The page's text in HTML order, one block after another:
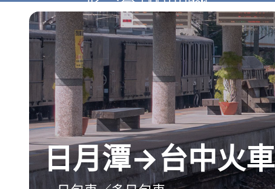
日月潭→台中火